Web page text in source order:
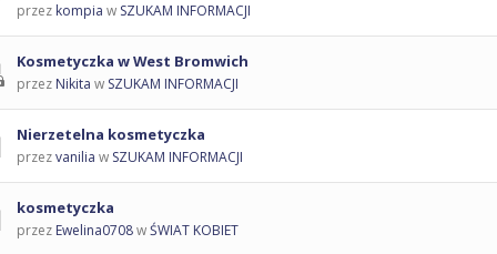
przez kompia w SZUKAM INFORMACJI
Kosmetyczka w West Bromwich
przez Nikita w SZUKAM INFORMACJI
Nierzetelna kosmetyczka
przezvanilia w SZUKAM INFORMACJI
kosmetyczka
przez Ewelina0708wŚWIAT KOBIET